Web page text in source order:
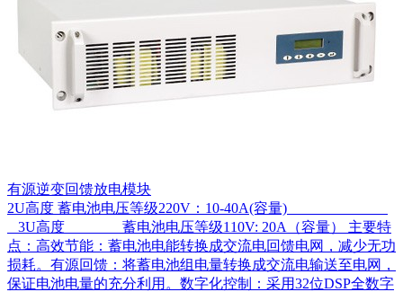
有源逆变回馈放电模块
2U高度 蓄电池电压等级220V：10-40A(容量)
3U高度 蓄电池电压等级110V: 20A（容量） 主要特
点：高效节能：蓄电池电能转换成交流电回馈电网，减少无功
损耗。有源回馈：将蓄电池组电量转换成交流电输送至电网，
保证电池电量的充分利用。数字化控制：采用32位DSP全数字